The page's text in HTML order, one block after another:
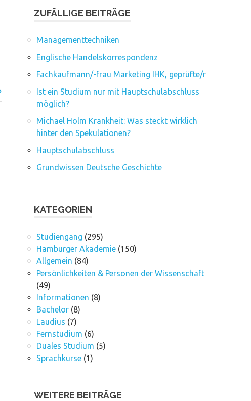
ZUFÄLLIGE BEITRÄGE
Managementtechniken
Englische Handelskorrespondenz
Fachkaufmann/-frau Marketing IHK, geprüfte/r
Ist ein Studium nur mit Hauptschulabschluss
möglich?
Michael Holm Krankheit: Was steckt wirklich
hinter den Spekulationen?
Hauptschulabschluss
Grundwissen Deutsche Geschichte
KATEGORIEN
Studiengang (295)
Hamburger Akademie (150)
Allgemein (84)
Persönlichkeiten & Personen der Wissenschaft
(49)
Informationen (8)
Bachelor (8)
Laudius (7)
Fernstudium (6)
Duales Studium (5)
Sprachkurse (1)
WEITERE BEITRÄGE